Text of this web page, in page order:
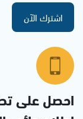
اشترك الآن
احصل على